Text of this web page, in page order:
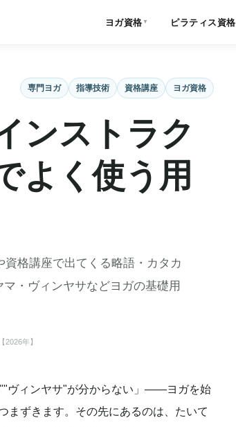
ヨガ資格 ▼ ピラティス資格
専門ヨガ 指導技術 資格講座 ヨガ資格
ンストラク
よく使う用
資格講座で出てくる略語・カタカ
・ヴィンヤサなどヨガの基礎用
2026年】
""ヴィンヤサ"が分からない」——ヨガを始
まずきます。その先にあるのは、たいて